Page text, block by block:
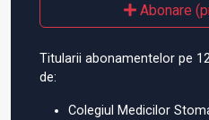
Abonare
Titularii abonamentelor pe
de:
Colegiul Medicilor